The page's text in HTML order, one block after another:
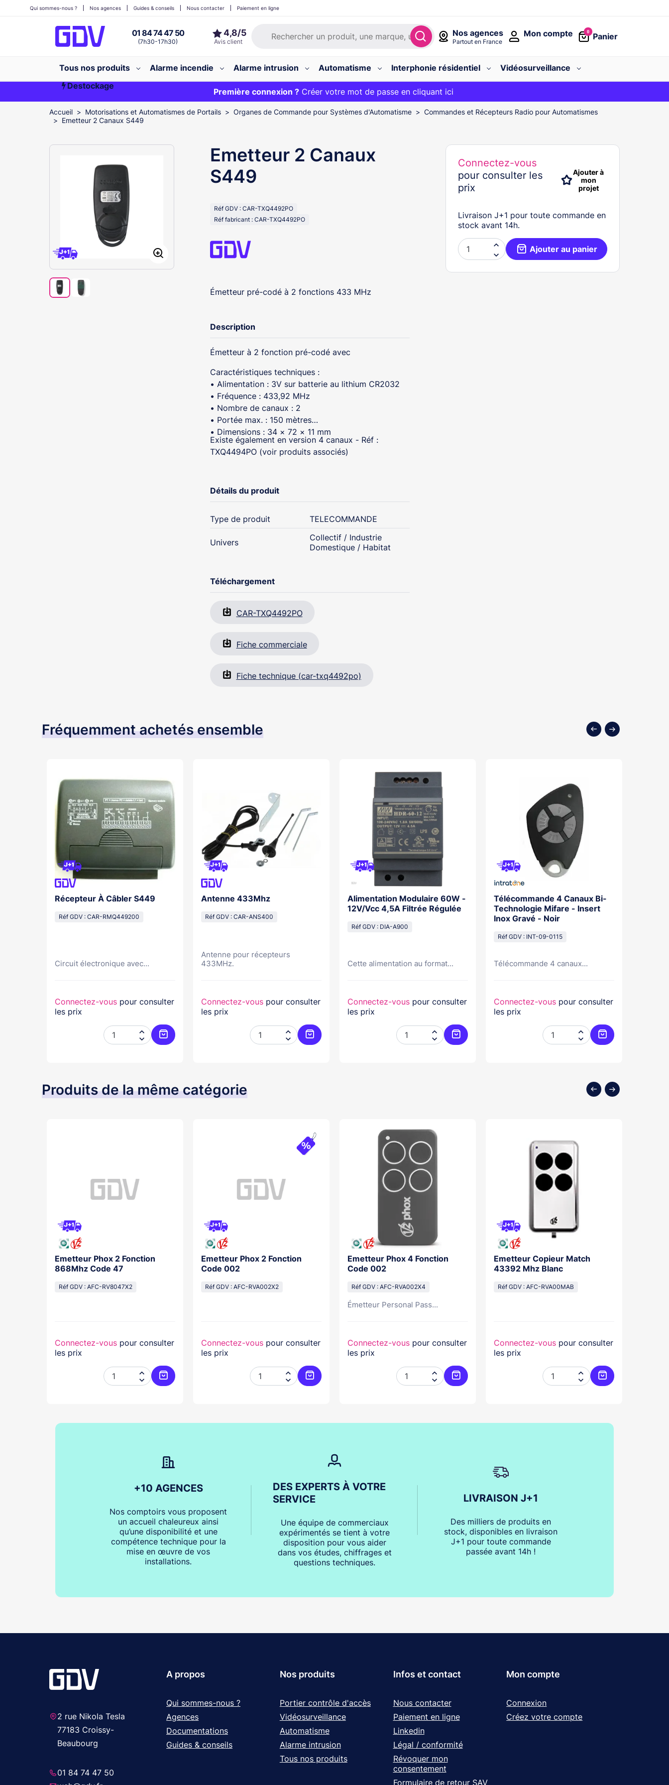
Nos agences
Partout en France
01 84 74 47 50
(7h30-17h30)
0
Panier
Mon compte
Qui sommes-nous ? Nos agences Guides & conseils Nous contacter Paiement en ligne
Tous nos produits Alarme incendie Alarme intrusion Automatisme Interphonie résidentiel
Vidéosurveillance
Destockage
Première commande ?20€ OFFERT sur votre panier et livraison 24/48h gratuite avec le code
Première connexion ?Créer votre mot de passe en cliquant ici
EXCLU WEB :
Accueil Motorisations et Automatismes de Portails Organes de Commande pour Systèmes d'Automatisme
Commandes et Récepteurs Radio pour Automatismes
Emetteur 2 Canaux S449
Emetteur 2 Canaux
S449
Réf GDV : CAR-TXQ4492PO
Réf fabricant : CAR-TXQ4492PO
Émetteur pré-codé à 2 fonctions 433 MHz
Description
Émetteur à 2 fonction pré-codé avec
Caractéristiques techniques :
• Alimentation : 3V sur batterie au lithium CR2032
• Fréquence : 433,92 MHz
• Nombre de canaux : 2
• Portée max. : 150 mètres
• Dimensions : 34 × 72 × 11 mm
Existe également en version 4 canaux - Réf :
TXQ4494PO (voir produits associés)
Détails du produit
Type de produit TELECOMMANDE
Univers
Collectif / Industrie
Domestique / Habitat
Téléchargement
CAR-TXQ4492PO
Fiche commerciale
Fiche technique (car-txq4492po)
Connectez-vous
pour consulter les
prix
Ajouter à
mon
projet
Livraison J+1 pour toute commande en
stock avant 14h.

 Ajouter au panier
Fréquemment achetés ensemble
Récepteur À Câbler S449
Réf GDV : CAR-RMQ449200
Circuit électronique avec...
Connectez-vous pour consulter
les prix


Ajouter au panier
Antenne 433Mhz
Réf GDV : CAR-ANS400
Antenne pour récepteurs
433MHz.
Connectez-vous pour consulter
les prix


Ajouter au panier
Alimentation Modulaire 60W -
12V/Vcc 4,5A Filtrée Régulée
Réf GDV : DIA-A900
Cette alimentation au format...
Connectez-vous pour consulter
les prix


Ajouter au panier
Télécommande 4 Canaux Bi-
Technologie Mifare - Insert
Inox Gravé - Noir
Réf GDV : INT-09-0115
Télécommande 4 canaux...
Connectez-vous pour consulter
les prix


Ajouter au panier
Produits de la même catégorie
Emetteur Phox 2 Fonction
868Mhz Code 47
Réf GDV : AFC-RV8047X2
Connectez-vous pour consulter
les prix


Ajouter au panier
Emetteur Phox 2 Fonction
Code 002
Réf GDV : AFC-RVA002X2
Connectez-vous pour consulter
les prix


Ajouter au panier
Emetteur Phox 4 Fonction
Code 002
Réf GDV : AFC-RVA002X4
Émetteur Personal Pass...
Connectez-vous pour consulter
les prix


Ajouter au panier
Emetteur Copieur Match
43392 Mhz Blanc
Réf GDV : AFC-RVA00MAB
Connectez-vous pour consulter
les prix


Ajouter au panier
+10 AGENCES
Nos comptoirs vous proposent
un accueil chaleureux ainsi
qu’une disponibilité et une
compétence technique pour la
mise en œuvre de vos
installations.
DES EXPERTS À VOTRE
SERVICE
Une équipe de commerciaux
expérimentés se tient à votre
disposition pour vous aider
dans vos études, chiffrages et
questions techniques.
LIVRAISON J+1
Des milliers de produits en
stock, disponibles en livraison
J+1 pour toute commande
passée avant 14h !
2 rue Nikola Tesla
77183 Croissy-
Beaubourg
01 84 74 47 50
A propos
Qui sommes-nous ?
Agences
Documentations
Guides & conseils
Nos produits
Portier contrôle d'accès
Vidéosurveillance
Automatisme
Alarme intrusion
Tous nos produits
Infos et contact
Nous contacter
Paiement en ligne
Linkedin
Légal / conformité
Révoquer mon
consentement
Formulaire de retour SAV
Mon compte
Connexion
Créez votre compte